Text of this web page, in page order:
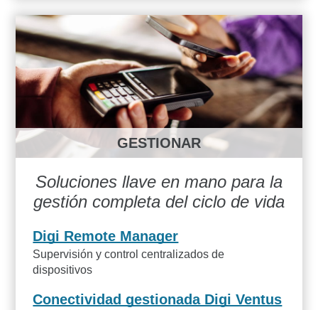
GESTIONAR
Soluciones llave en mano para la
gestión completa del ciclo de vida
Digi Remote Manager
Supervisión y control centralizados de
dispositivos
Conectividad gestionada Digi Ventus